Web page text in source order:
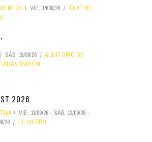
VIE, 14/08/26
TEATRO
SÁB, 19/09/26
AUDITORIO DE
ADÁN MARTÍN
2026
VIE, 11/09/26 - SÁB, 12/09/26 -
26
EL HIERRO